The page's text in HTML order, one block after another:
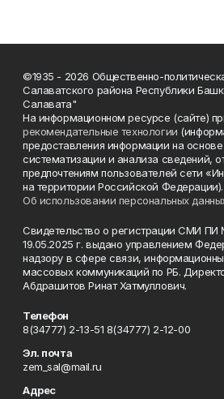
©1935 - 2026 Общественно-
Салаватского района Республики
Салавата"
На информационном ресурсе (сайте)
рекомендательные технологии
предоставления информации на
систематизации и анализа сведений,
предпочтениям пользователей сети
на территории Российской Федерации).
Об использовании персональных
Свидетельство о регистрации СМИ ПИ
19.05.2025 г. выдано управлением
надзору в сфере связи,
массовых коммуникаций по РБ.
Абдрашитов Ринат Хатмуллович.
Телефон
8(34777) 2-13-51 8(34777) 2-12-00
Эл. почта
zem_sal@mail.ru
Адрес